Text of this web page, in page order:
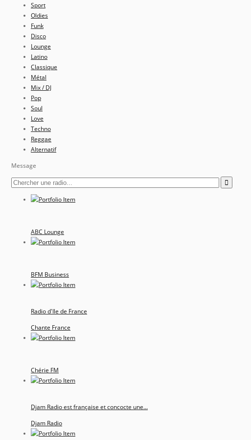
Sport
Oldies
Funk
Disco
Lounge
Latino
Classique
Métal
Mix / DJ
Pop
Soul
Love
Techno
Reggae
Alternatif
Message
ABC Lounge
BFM Business
Radio d'Ile de France
Chante France
Chérie FM
Djam Radio est française et concocte une...
Djam Radio